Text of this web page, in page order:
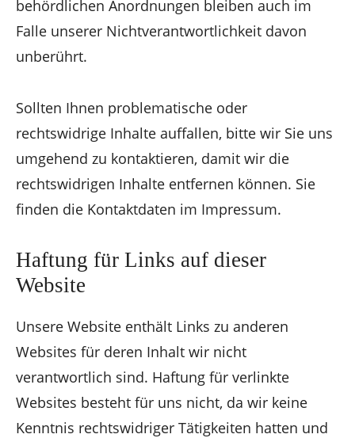
behördlichen Anordnungen bleiben auch im
Falle unserer Nichtverantwortlichkeit davon
unberührt.
Sollten Ihnen problematische oder
rechtswidrige Inhalte auffallen, bitte wir Sie uns
umgehend zu kontaktieren, damit wir die
rechtswidrigen Inhalte entfernen können. Sie
finden die Kontaktdaten im Impressum.
Haftung für Links auf dieser
Website
Unsere Website enthält Links zu anderen
Websites für deren Inhalt wir nicht
verantwortlich sind. Haftung für verlinkte
Websites besteht für uns nicht, da wir keine
Kenntnis rechtswidriger Tätigkeiten hatten und